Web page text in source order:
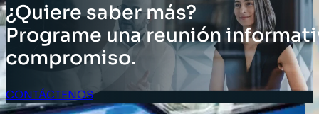
¿Quiere saber más?
Programe una reunión
compromiso.
CONTÁCTENOS